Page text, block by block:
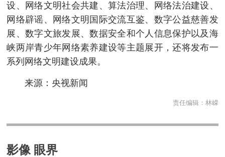
设、网络文明社会共建、算法治理、网络法治建设、
网络辟谣、网络文明国际交流互鉴、数字公益慈善发
展、数字文旅发展、数据安全和个人信息保护以及海
峡两岸青少年网络素养建设等主题展开，还将发布一
系列网络文明建设成果。
来源：央视新闻
责任编辑： 林嵘
影像 眼界